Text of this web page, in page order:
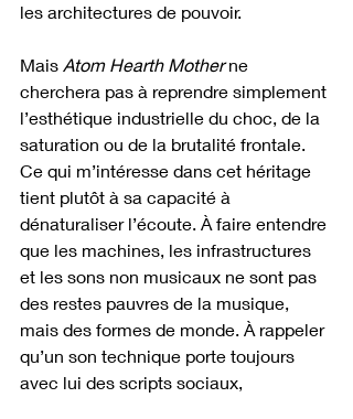
les architectures de pouvoir.
Mais Atom Hearth Mother ne
cherchera pas à reprendre simplement
l’esthétique industrielle du choc, de la
saturation ou de la brutalité frontale.
Ce qui m’intéresse dans cet héritage
tient plutôt à sa capacité à
dénaturaliser l’écoute. À faire entendre
que les machines, les infrastructures
et les sons non musicaux ne sont pas
des restes pauvres de la musique,
mais des formes de monde. À rappeler
qu’un son technique porte toujours
avec lui des scripts sociaux,